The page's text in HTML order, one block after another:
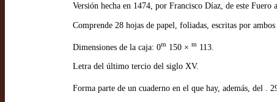
Versión hecha en 1474, por Francisco Díaz, de este
Comprende 28 hojas de papel, foliadas, escritas por
Dimensiones de la caja: 0m 150 × m 113.
Letra del último tercio del siglo XV.
Forma parte de un cuaderno en el que hay, además, del .